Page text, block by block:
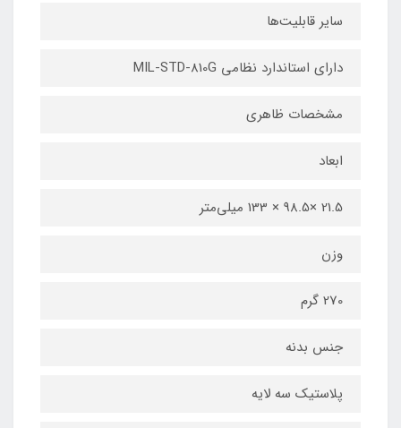
سایر قابلیت‌ها
دارای استاندارد نظامی MIL-STD-810G
مشخصات ظاهری
ابعاد
21.5 ×98.5 × 133 میلی‌متر
وزن
270 گرم
جنس بدنه
پلاستیک سه لایه